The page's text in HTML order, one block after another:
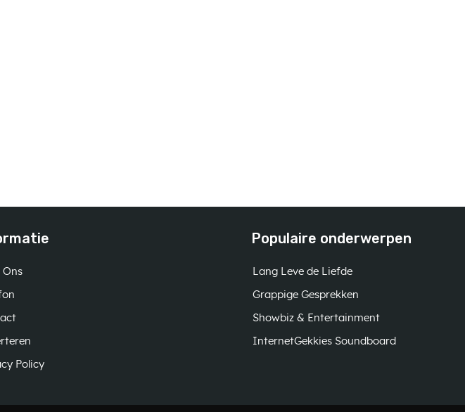
Ons
Policy
Populaire onderwerpen
Lang Leve de Liefde
Grappige Gesprekken
Showbiz & Entertainment
InternetGekkies Soundboard